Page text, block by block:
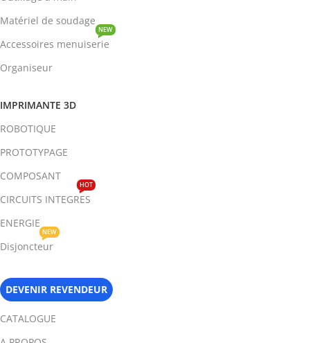
Matériel de soudage
Accessoires menuiserie
NEW
Organiseur
IMPRIMANTE 3D
ROBOTIQUE
PROTOTYPAGE
COMPOSANT
CIRCUITS INTEGRES
HOT
ENERGIE
Disjoncteur
NEW
DEVENIR REVENDEUR
CATALOGUE